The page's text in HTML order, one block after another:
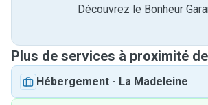
Découvrez le Bonheur
Plus de services à proximité
Hébergement - La Madeleine